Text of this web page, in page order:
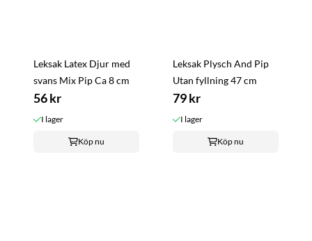
Leksak Latex Djur med
svans Mix Pip Ca 8 cm
56 kr
I lager
Köp nu
Leksak Plysch And Pip
Utan fyllning 47 cm
79 kr
I lager
Köp nu